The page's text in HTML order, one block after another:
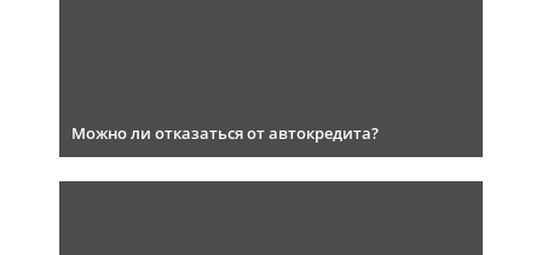
Можно ли отказаться от автокредита?